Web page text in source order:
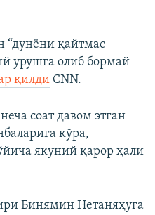
“дунёни қайтмас
урушга олиб бормай
қилди CNN.
соат давом этган
кўра,
якуний қарор ҳали
Бинямин Нетаняҳуга